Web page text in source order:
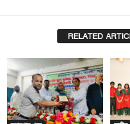
RELATED